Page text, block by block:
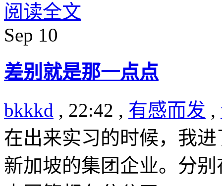
阅读全文
Sep 10
差别就是那一点点
bkkkd , 22:42 , 有感而发 ,
在出来实习的时候，我
新加坡的集团企业。分